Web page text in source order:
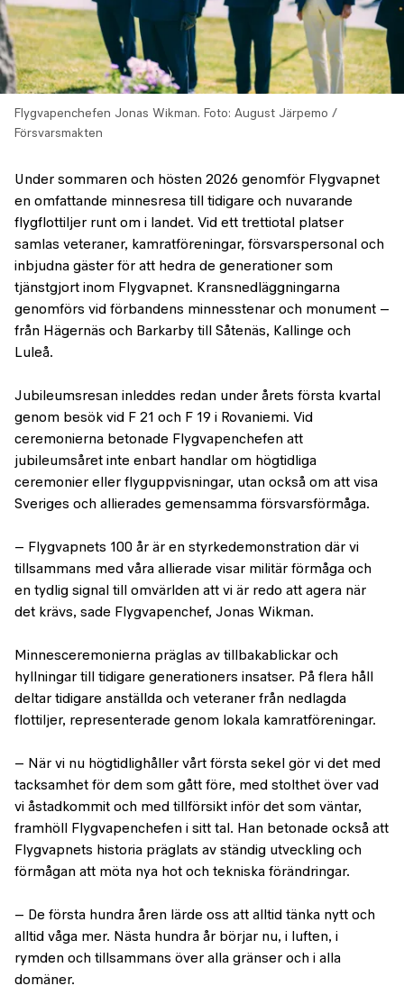
Flygvapenchefen Jonas Wikman. Foto: August Järpemo /
Försvarsmakten
Under sommaren och hösten 2026 genomför Flygvapnet
en omfattande minnesresa till tidigare och nuvarande
flygflottiljer runt om i landet. Vid ett trettiotal platser
samlas veteraner, kamratföreningar, försvarspersonal och
inbjudna gäster för att hedra de generationer som
tjänstgjort inom Flygvapnet. Kransnedläggningarna
genomförs vid förbandens minnesstenar och monument –
från Hägernäs och Barkarby till Såtenäs, Kallinge och
Luleå.
Jubileumsresan inleddes redan under årets första kvartal
genom besök vid F 21 och F 19 i Rovaniemi. Vid
ceremonierna betonade Flygvapenchefen att
jubileumsåret inte enbart handlar om högtidliga
ceremonier eller flyguppvisningar, utan också om att visa
Sveriges och allierades gemensamma försvarsförmåga.
– Flygvapnets 100 år är en styrkedemonstration där vi
tillsammans med våra allierade visar militär förmåga och
en tydlig signal till omvärlden att vi är redo att agera när
det krävs, sade Flygvapenchef, Jonas Wikman.
Minnesceremonierna präglas av tillbakablickar och
hyllningar till tidigare generationers insatser. På flera håll
deltar tidigare anställda och veteraner från nedlagda
flottiljer, representerade genom lokala kamratföreningar.
– När vi nu högtidlighåller vårt första sekel gör vi det med
tacksamhet för dem som gått före, med stolthet över vad
vi åstadkommit och med tillförsikt inför det som väntar,
framhöll Flygvapenchefen i sitt tal. Han betonade också att
Flygvapnets historia präglats av ständig utveckling och
förmågan att möta nya hot och tekniska förändringar.
– De första hundra åren lärde oss att alltid tänka nytt och
alltid våga mer. Nästa hundra år börjar nu, i luften, i
rymden och tillsammans över alla gränser och i alla
domäner.